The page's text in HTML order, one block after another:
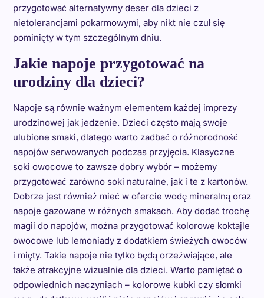
przygotować alternatywny deser dla dzieci z
nietolerancjami pokarmowymi, aby nikt nie czuł się
pominięty w tym szczególnym dniu.
Jakie napoje przygotować na
urodziny dla dzieci?
Napoje są równie ważnym elementem każdej imprezy
urodzinowej jak jedzenie. Dzieci często mają swoje
ulubione smaki, dlatego warto zadbać o różnorodność
napojów serwowanych podczas przyjęcia. Klasyczne
soki owocowe to zawsze dobry wybór – możemy
przygotować zarówno soki naturalne, jak i te z kartonów.
Dobrze jest również mieć w ofercie wodę mineralną oraz
napoje gazowane w różnych smakach. Aby dodać trochę
magii do napojów, można przygotować kolorowe koktajle
owocowe lub lemoniady z dodatkiem świeżych owoców
i mięty. Takie napoje nie tylko będą orzeźwiające, ale
także atrakcyjne wizualnie dla dzieci. Warto pamiętać o
odpowiednich naczyniach – kolorowe kubki czy słomki